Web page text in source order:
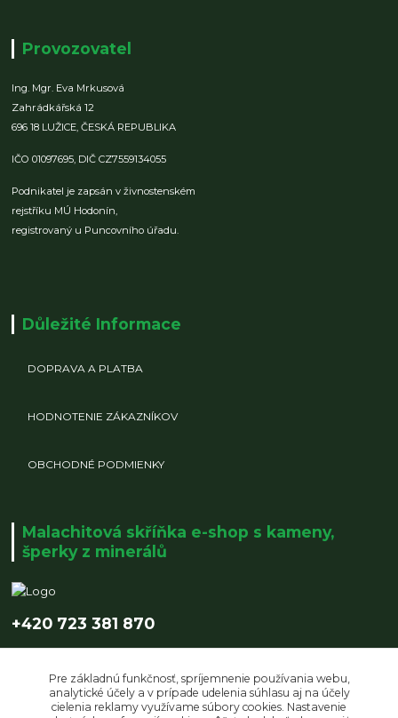
Provozovatel
Ing. Mgr. Eva Mrkusová
Zahrádkářská 12
696 18 LUŽICE,ČESKÁ REPUBLIKA
IČO 01097695, DIČ CZ7559134055
Podnikatel je zapsán v živnostenském
rejstříku MÚ Hodonín,
registrovaný u Puncovního úřadu.
Důležité Informace
DOPRAVA A PLATBA
HODNOTENIE ZÁKAZNÍKOV
OBCHODNÉ PODMIENKY
Malachitová skříňka e-shop s kameny,
šperky z minerálů
+420 723 381 870
Pre základnú funkčnosť, spríjemnenie používania webu,
analytické účely a v prípade udelenia súhlasu aj na účely
cielenia reklamy využívame súbory cookies. Nastavenie